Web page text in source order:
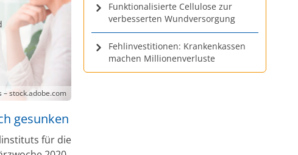
stock.adobe.com
gesunken
für die
Funktionalisierte Cellulose zur
verbesserten Wundversorgung
Fehlinvestitionen: Krankenkassen
machen Millionenverluste